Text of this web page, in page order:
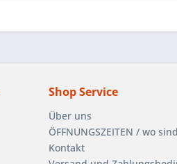
Shop Service
Über uns
ÖFFNUNGSZEITEN / wo
Kontakt